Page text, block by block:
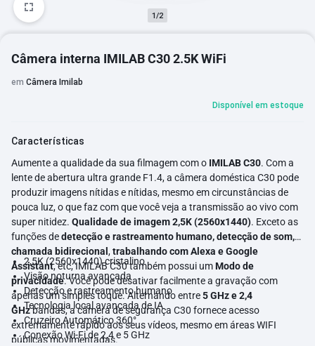
1/2
Câmera interna IMILAB C30 2.5K WiFi
em Câmera Imilab
Disponível em estoque
Características
Aumente a qualidade da sua filmagem com o IMILAB C30. Com a
lente de abertura ultra grande F1.4, a câmera doméstica C30 pode
produzir imagens nítidas e nítidas, mesmo em circunstâncias de
pouca luz, o que faz com que você veja a transmissão ao vivo com
super nitidez. Qualidade de imagem 2,5K (2560x1440). Exceto as
funções dedetecção e rastreamento humano, detecção de som,
chamada bidirecional ,trabalhando com Alexa e Google
Assistant, etc, IMILAB C30 também possui umModo de
privacidade. Você pode desativar facilmente a gravação com
apenas um simples toque. Alternando entre5 GHz e 2,4
GHzbandas, a câmera de segurança C30 fornece acesso
extremamente rápido aos seus vídeos, mesmo em áreas WIFI
públicas movimentadas.
2,5K (2560x1440) cristalino
Visão noturna avançada
Detecção e rastreamento humano
Tecnologia local avançada de IA
Cruzeiro Automático 360°
Conexão Wi-Fi de 2,4 e 5 GHz